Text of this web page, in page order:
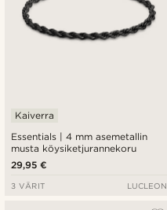
Essentials | 4 mm asemetallin
musta köysiketjurannekoru
Kaiverra
29,95 €
3 VÄRIT LUCLEON